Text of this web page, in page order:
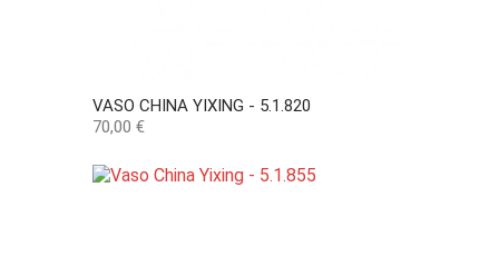
VASO CHINA YIXING - 5.1.820
Preço
70,00 €